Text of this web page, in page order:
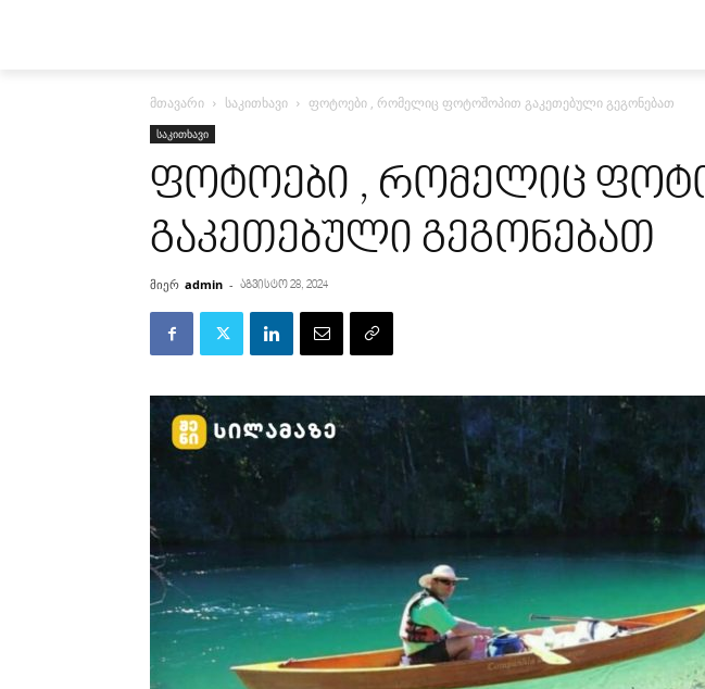
მთავარი საკითხავი ფოტოები , რომელიც ფოტოშოპით გაკეთებული გეგონებათ
საკითხავი
ფოტოები , რომელიც
გაკეთებული გეგონებათ
მიერ admin - აგვისტო 28, 2024